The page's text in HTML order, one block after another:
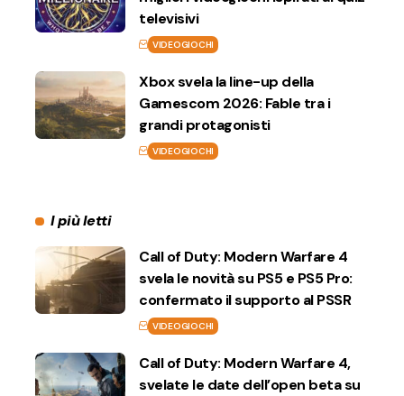
televisivi
VIDEOGIOCHI
Xbox svela la line-up della
Gamescom 2026: Fable tra i
grandi protagonisti
VIDEOGIOCHI
I più letti
Call of Duty: Modern Warfare 4
svela le novità su PS5 e PS5 Pro:
confermato il supporto al PSSR
VIDEOGIOCHI
Call of Duty: Modern Warfare 4,
svelate le date dell’open beta su